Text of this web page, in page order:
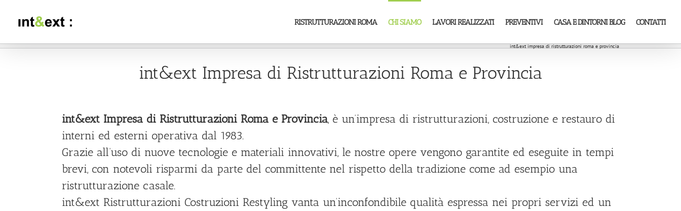
contenuto
RISTRUTTURAZIONI ROMA CHI SIAMO LAVORI REALIZZATI PREVENTIVI CASA E DINTORNI BLOG CONTATTI
int&ext impresa di ristrutturazioni roma e provincia
int&ext Impresa di Ristrutturazioni Roma e Provincia
int&ext Impresa di Ristrutturazioni Roma e Provincia, è un’impresa di ristrutturazioni, costruzione e restauro di
interni ed esterni operativa dal 1983.
Grazie all’uso di nuove tecnologie e materiali innovativi, le nostre opere vengono garantite ed eseguite in tempi
brevi, con notevoli risparmi da parte del committente nel rispetto della tradizione come ad esempio una
ristrutturazione casale.
int&ext Ristrutturazioni Costruzioni Restyling vanta un’inconfondibile qualità espressa nei propri servizi ed un